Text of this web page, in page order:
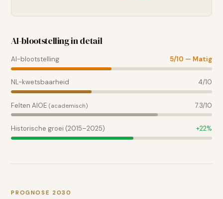
AI-blootstelling in detail
AI-blootstelling 5/10 — Matig
NL-kwetsbaarheid 4/10
Felten AIOE (academisch) 7.3/10
Historische groei (2015–2025) +22%
PROGNOSE 2030